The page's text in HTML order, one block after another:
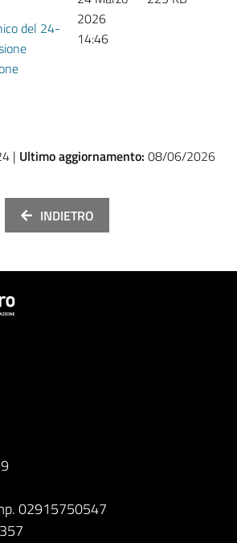
del 24-
2026
14:46
| Ultimo aggiornamento: 08/06/2026
INDIETRO
02915750547